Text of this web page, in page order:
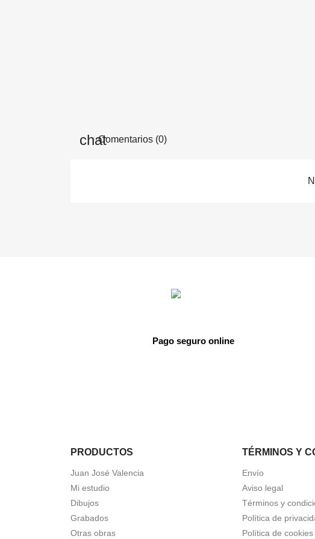
Comentarios (0)
Pago seguro online
PRODUCTOS
Juan José Valencia
Mi estudio
Dibujos
Grabados
Otras obras
TÉRMINOS Y
Envío
Aviso legal
Términos y
Política de
Política de cookies